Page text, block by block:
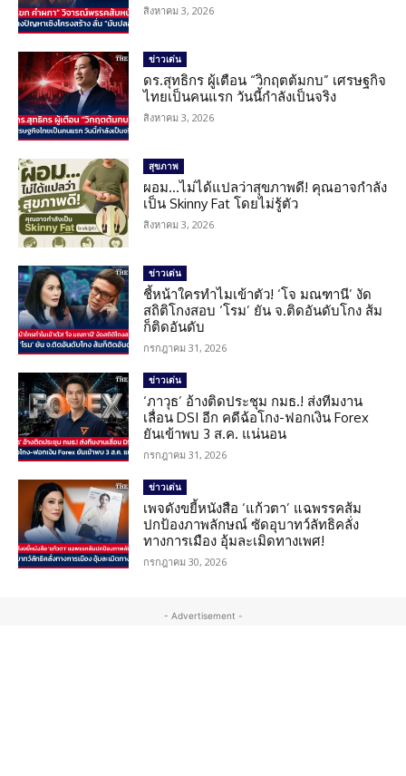
สิงหาคม 3, 2026
ข่าวเด่น
ดร.สุทธิกร ผู้เตือน “วิกฤตต้มกบ” เศรษฐกิจ
ไทยเป็นคนแรก วันนี้กำลังเป็นจริง
สิงหาคม 3, 2026
สุขภาพ
ผอม…ไม่ได้แปลว่าสุขภาพดี! คุณอาจกำลัง
เป็น Skinny Fat โดยไม่รู้ตัว
สิงหาคม 3, 2026
ข่าวเด่น
ชี้หน้าใครทำไมเข้าตัว! ‘โจ มณฑานี’ งัด
สถิติโกงสอบ ‘โรม’ ยัน จ.ติดอันดับโกง ส้ม
ก็ติดอันดับ
กรกฎาคม 31, 2026
ข่าวเด่น
‘ภาวุธ’ อ้างติดประชุม กมธ.! ส่งทีมงาน
เลื่อน DSI อีก คดีฉ้อโกง-ฟอกเงิน Forex
ยันเข้าพบ 3 ส.ค. แน่นอน
กรกฎาคม 31, 2026
ข่าวเด่น
เพจดังขยี้หนังสือ ‘แก้วตา’ แฉพรรคส้ม
ปกป้องภาพลักษณ์ ซัดอุบาทว์ลัทธิคลั่ง
ทางการเมือง อุ้มละเมิดทางเพศ!
กรกฎาคม 30, 2026
- Advertisement -